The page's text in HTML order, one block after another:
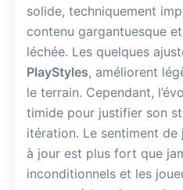
solide, techniquement
contenu gargantuesque
léchée. Les quelques
PlayStyles, améliorent
le terrain. Cependant,
timide pour justifier son
itération. Le sentiment de
à jour est plus fort que
inconditionnels et les